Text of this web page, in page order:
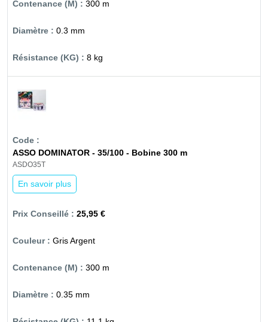
300 m
0.3 mm
8 kg
ASSO DOMINATOR - 35/100 - Bobine 300 m
ASDO35T
En savoir plus
25,95 €
Gris Argent
300 m
0.35 mm